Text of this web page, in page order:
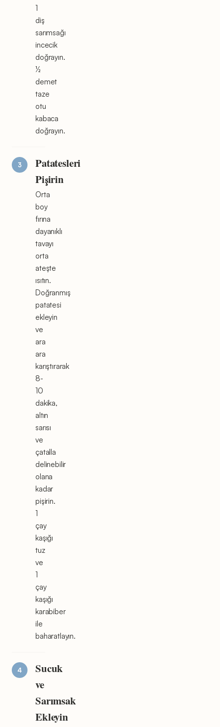
1
diş
sarımsağı
incecik
doğrayın.
½
demet
taze
otu
kabaca
doğrayın.
Patatesleri
Pişirin
Orta
boy
fırına
dayanıklı
tavayı
orta
ateşte
ısıtın.
Doğranmış
patatesi
ekleyin
ve
ara
ara
karıştırarak
8-
10
dakika,
altın
sarısı
ve
çatalla
delinebilir
olana
kadar
pişirin.
1
çay
kaşığı
tuz
ve
1
çay
kaşığı
karabiber
ile
baharatlayın.
Sucuk
ve
Sarımsak
Ekleyin